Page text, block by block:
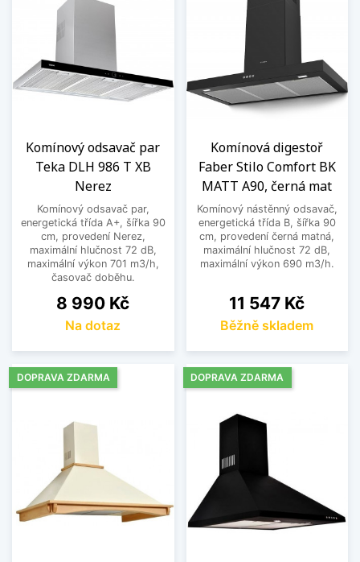
Komínový odsavač par
Teka DLH 986 T XB
Nerez
Komínový odsavač par,
energetická třída A+, šířka 90
cm, provedení Nerez,
maximální hlučnost 72 dB,
maximální výkon 701 m3/h,
časovač doběhu.
Cena
8 990 Kč
Na dotaz
Komínová digestoř
Faber Stilo Comfort BK
MATT A90, černá mat
Komínový nástěnný odsavač,
energetická třída B, šířka 90
cm, provedení černá matná,
maximální hlučnost 72 dB,
maximální výkon 690 m3/h.
Cena
11 547 Kč
Běžně skladem
DOPRAVA ZDARMA DOPRAVA ZDARMA